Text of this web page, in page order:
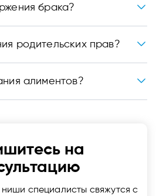
брака?
родительских прав?
алиментов?
на
специалисты свяжутся с